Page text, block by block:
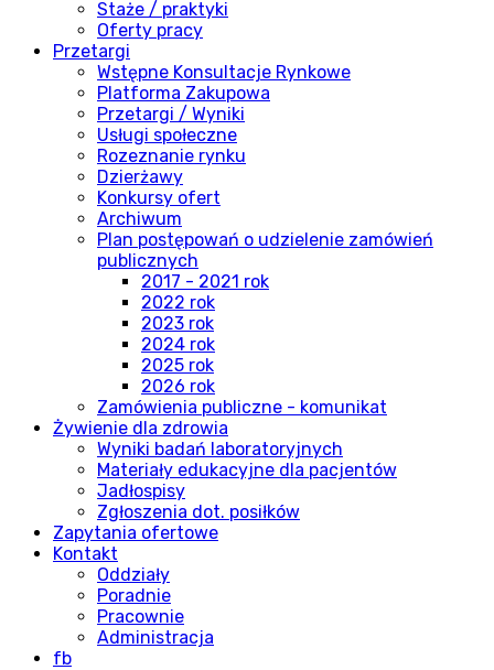
Staże / praktyki
Oferty pracy
Przetargi
Wstępne Konsultacje Rynkowe
Platforma Zakupowa
Przetargi / Wyniki
Usługi społeczne
Rozeznanie rynku
Dzierżawy
Konkursy ofert
Archiwum
Plan postępowań o udzielenie zamówień
publicznych
2017 - 2021 rok
2022 rok
2023 rok
2024 rok
2025 rok
2026 rok
Zamówienia publiczne - komunikat
Żywienie dla zdrowia
Wyniki badań laboratoryjnych
Materiały edukacyjne dla pacjentów
Jadłospisy
Zgłoszenia dot. posiłków
Zapytania ofertowe
Kontakt
Oddziały
Poradnie
Pracownie
Administracja
fb